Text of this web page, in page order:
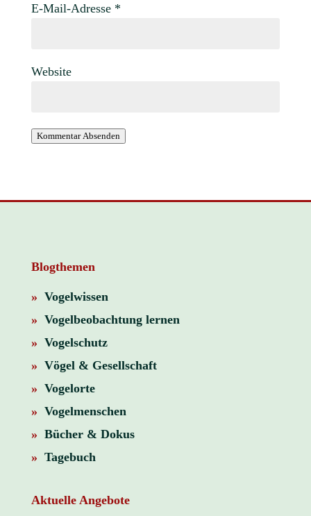
E-Mail-Adresse *
Website
Kommentar Absenden
Blogthemen
» Vogelwissen
» Vogelbeobachtung lernen
» Vogelschutz
» Vögel & Gesellschaft
» Vogelorte
» Vogelmenschen
» Bücher & Dokus
» Tagebuch
Aktuelle Angebote